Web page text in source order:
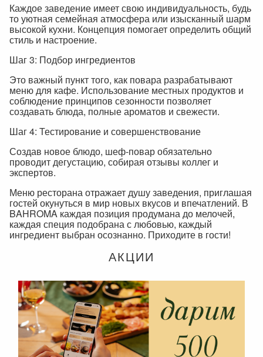
Каждое заведение имеет свою индивидуальность, будь
то уютная семейная атмосфера или изысканный шарм
высокой кухни. Концепция помогает определить общий
стиль и настроение.
Шаг 3: Подбор ингредиентов
Это важный пункт того, как повара разрабатывают
меню для кафе. Использование местных продуктов и
соблюдение принципов сезонности позволяет
создавать блюда, полные ароматов и свежести.
Шаг 4: Тестирование и совершенствование
Создав новое блюдо, шеф-повар обязательно
проводит дегустацию, собирая отзывы коллег и
экспертов.
Меню ресторана отражает душу заведения, приглашая
гостей окунуться в мир новых вкусов и впечатлений. В
BAHROMA каждая позиция продумана до мелочей,
каждая специя подобрана с любовью, каждый
ингредиент выбран осознанно. Приходите в гости!
АКЦИИ